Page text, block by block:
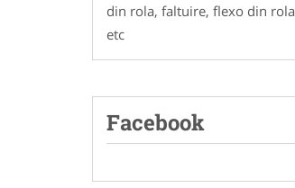
din rola, faltuire, flexo din rola
etc
Facebook